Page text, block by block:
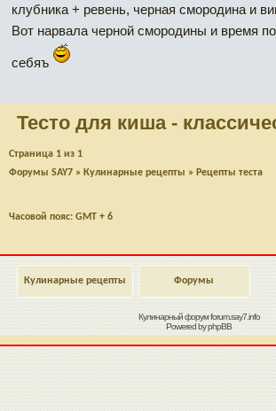
клубника + ревень, черная смородина и
Вот нарвала черной смородины и время
себяъ
Тесто для киша -
Страница 1 из 1
Форумы SAY7 » Кулинарные рецепты » Рецепты теста
Часовой пояс: GMT + 6
Кулинарные рецепты Форумы
Кулинарный форумforum.say7.info
Powered byphpBB